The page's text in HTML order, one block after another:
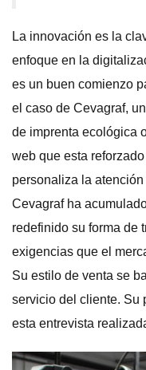
La innovación es la
enfoque en la
es un buen comienzo
el caso de Cevagraf,
de imprenta ecológica
web que esta
personaliza la
Cevagraf ha
redefinido su forma de
exigencias que el
Su estilo de venta se
servicio del cliente. Su
esta entrevista